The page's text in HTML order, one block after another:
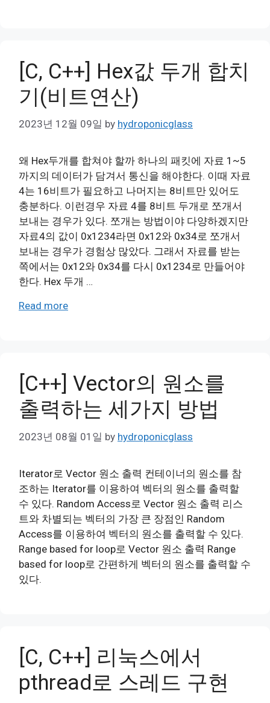
[C, C++] Hex값 두개 합치
기(비트연산)
2023년 12월 09일 by hydroponicglass
왜 Hex두개를 합쳐야 할까 하나의 패킷에 자료 1~5
까지의 데이터가 담겨서 통신을 해야한다. 이때 자료
4는 16비트가 필요하고 나머지는 8비트만 있어도
충분하다. 이런경우 자료 4를 8비트 두개로 쪼개서
보내는 경우가 있다. 쪼개는 방법이야 다양하겠지만
자료4의 값이 0x1234라면 0x12와 0x34로 쪼개서
보내는 경우가 경험상 많았다. 그래서 자료를 받는
쪽에서는 0x12와 0x34를 다시 0x1234로 만들어야
한다. Hex 두개 …
Read more
[C++] Vector의 원소를
출력하는 세가지 방법
2023년 08월 01일 by hydroponicglass
Iterator로 Vector 원소 출력 컨테이너의 원소를 참
조하는 Iterator를 이용하여 벡터의 원소를 출력할
수 있다. Random Access로 Vector 원소 출력 리스
트와 차별되는 벡터의 가장 큰 장점인 Random
Access를 이용하여 벡터의 원소를 출력할 수 있다.
Range based for loop로 Vector 원소 출력 Range
based for loop로 간편하게 벡터의 원소를 출력할 수
있다.
[C, C++] 리눅스에서
pthread로 스레드 구현